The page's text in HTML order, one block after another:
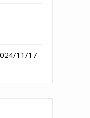
11/17